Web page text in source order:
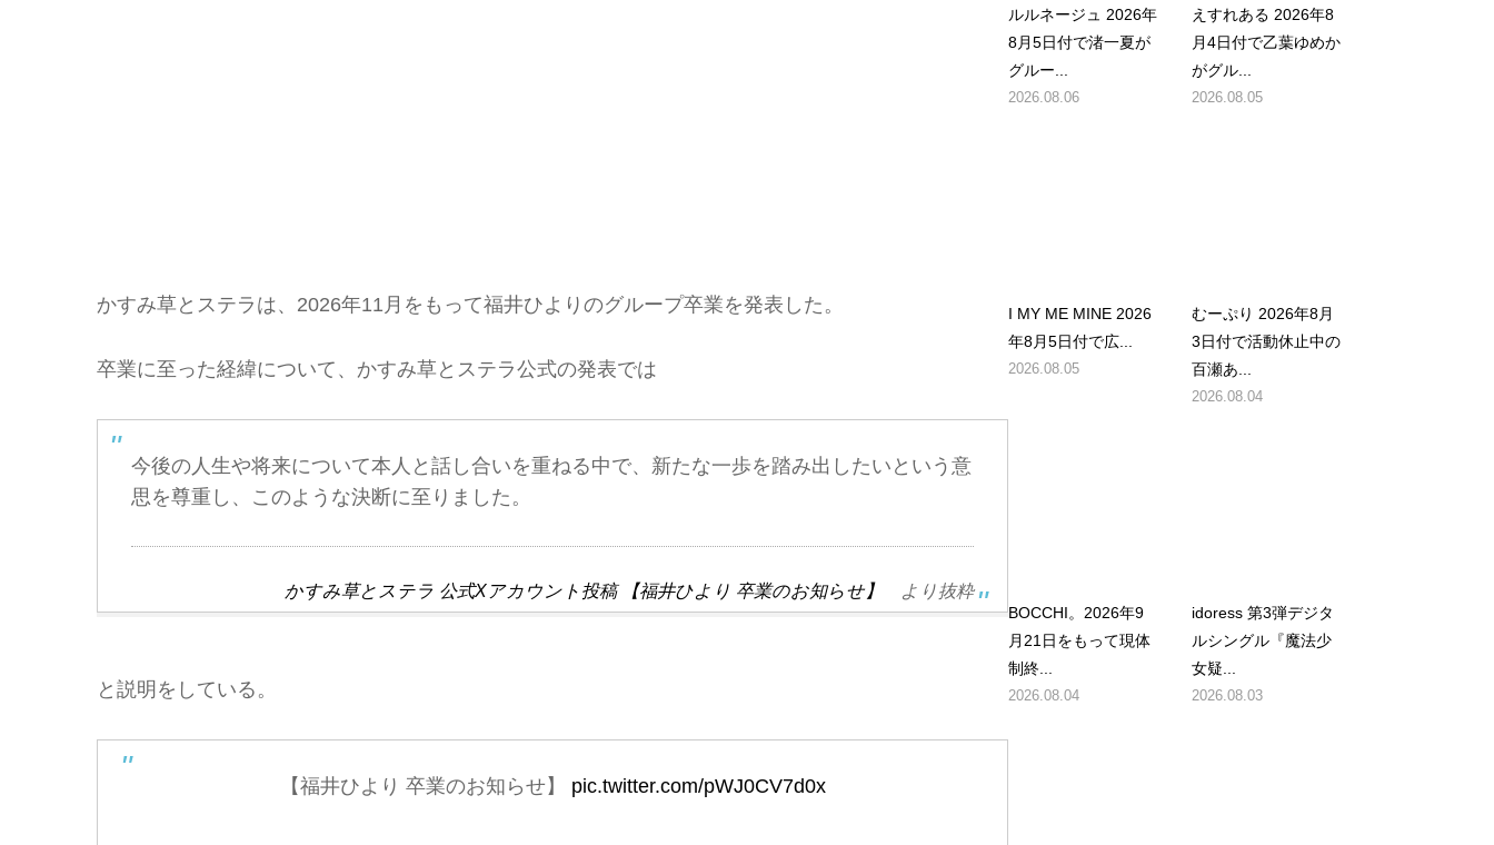
かすみ草とステラは、2026年11月をもって福井ひよりのグループ卒業を発表した。
卒業に至った経緯について、かすみ草とステラ公式の発表では
今後の人生や将来について本人と話し合いを重ねる中で、新たな一歩を踏み出したいという意
思を尊重し、このような決断に至りました。
かすみ草とステラ 公式Xアカウント投稿 【福井ひより 卒業のお知らせ】 より抜粋
と説明をしている。
【福井ひより 卒業のお知らせ】 pic.twitter.com/pWJ0CV7d0x
ルルネージュ 2026年
8月5日付で渚一夏が
グルー...
2026.08.06
えすれある 2026年8
月4日付で乙葉ゆめか
がグル...
2026.08.05
I MY ME MINE 2026
年8月5日付で広...
2026.08.05
むーぷり 2026年8月
3日付で活動休止中の
百瀬あ...
2026.08.04
BOCCHI。2026年9
月21日をもって現体
制終...
2026.08.04
idoress 第3弾デジタ
ルシングル『魔法少
女疑...
2026.08.03